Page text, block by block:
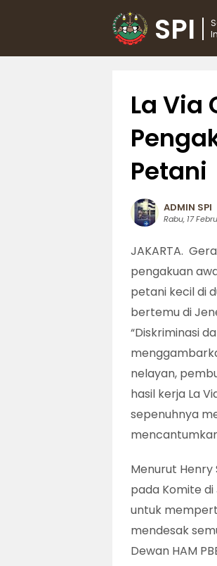
SPI
La Via
Petani
ADMIN SPI
Rabu, 17
JAKARTA.
pengakuan
petani kecil di
bertemu di
“Diskriminasi
nelayan,
hasil kerja La
sepenuhnya
Menurut Henry
pada Komite
untuk
mendesak
Dewan HAM